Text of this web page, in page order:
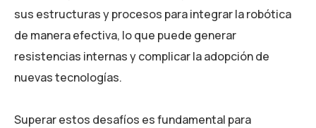
sus estructuras y procesos para integrar la robótica
de manera efectiva, lo que puede generar
resistencias internas y complicar la adopción de
nuevas tecnologías.
Superar estos desafíos es fundamental para